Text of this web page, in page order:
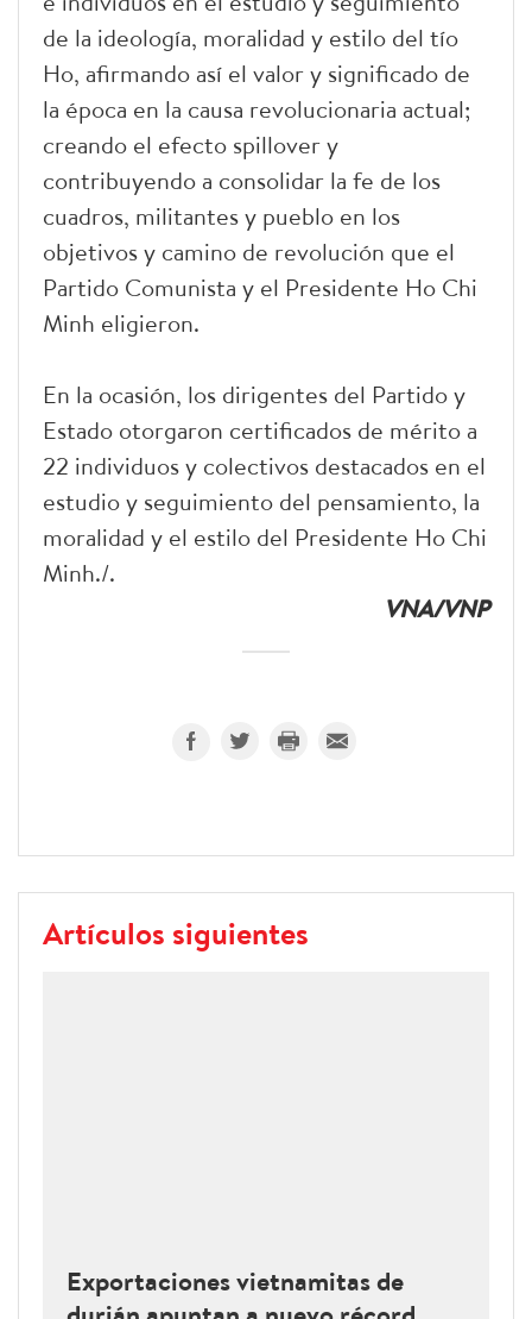
de la ideología, moralidad y estilo del tío
Ho, afirmando así el valor y significado de
la época en la causa revolucionaria actual;
creando el efecto spillover y
contribuyendo a consolidar la fe de los
cuadros, militantes y pueblo en los
objetivos y camino de revolución que el
Partido Comunista y el Presidente Ho Chi
Minh eligieron.
En la ocasión, los dirigentes del Partido y
Estado otorgaron certificados de mérito a
22 individuos y colectivos destacados en el
estudio y seguimiento del pensamiento, la
moralidad y el estilo del Presidente Ho Chi
Minh./.
VNA/VNP
Artículos siguientes
Exportaciones vietnamitas de